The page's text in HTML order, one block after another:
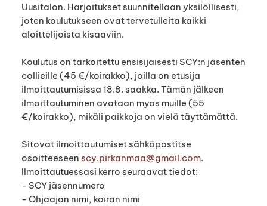
Uusitalon. Harjoitukset suunnitellaan yksilöllisesti,
joten koulutukseen ovat tervetulleita kaikki
aloittelijoista kisaaviin.
Koulutus on tarkoitettu ensisijaisesti SCY:n jäsenten
collieille (45 €/koirakko), joilla on etusija
ilmoittautumisissa 18.8. saakka. Tämän jälkeen
ilmoittautuminen avataan myös muille (55
€/koirakko), mikäli paikkoja on vielä täyttämättä.
Sitovat ilmoittautumiset sähköpostitse
osoitteeseen scy.pirkanmaa@gmail.com.
Ilmoittautuessasi kerro seuraavat tiedot:
- SCY jäsennumero
- Ohjaajan nimi, koiran nimi